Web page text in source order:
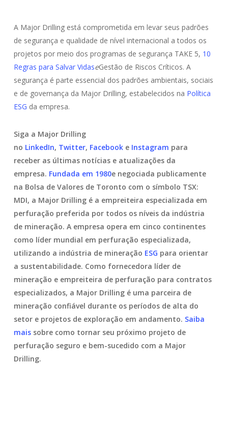
A Major Drilling está comprometida em levar seus padrões
de segurança e qualidade de nível internacional a todos os
projetos por meio dos programas de segurança TAKE 5, 10
Regras para Salvar VidaseGestão de Riscos Críticos. A
segurança é parte essencial dos padrões ambientais, sociais
e de governança da Major Drilling, estabelecidos na Política
ESG da empresa.
Siga a Major Drilling
no LinkedIn, Twitter, Facebook e Instagram para
receber as últimas notícias e atualizações da
empresa. Fundada em 1980e negociada publicamente
na Bolsa de Valores de Toronto com o símbolo TSX:
MDI, a Major Drilling é a empreiteira especializada em
perfuração preferida por todos os níveis da indústria
de mineração. A empresa opera em cinco continentes
como líder mundial em perfuração especializada,
utilizando a indústria de mineração ESG para orientar
a sustentabilidade. Como fornecedora líder de
mineração e empreiteira de perfuração para contratos
especializados, a Major Drilling é uma parceira de
mineração confiável durante os períodos de alta do
setor e projetos de exploração em andamento. Saiba
mais sobre como tornar seu próximo projeto de
perfuração seguro e bem-sucedido com a Major
Drilling.